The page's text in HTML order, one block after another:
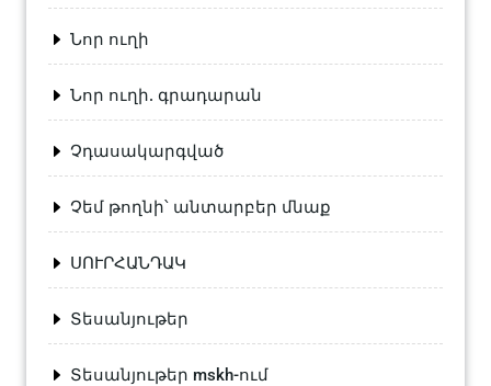
Նոր ուղի
Նոր ուղի. գրադարան
Չդասակարգված
Չեմ թողնի՝ անտարբեր մնաք
ՍՈՒՐՀԱՆԴԱԿ
Տեսանյութեր
Տեսանյութեր mskh-ում